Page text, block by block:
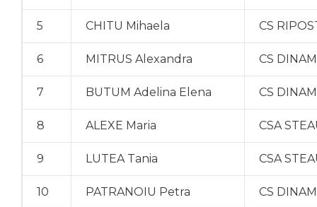
5 CHITU Mihaela CS
6 MITRUS Alexandra CS
7 BUTUM Adelina Elena CS
8 ALEXE Maria CSA
9 LUTEA Tania CSA
10 PATRANOIU Petra CS